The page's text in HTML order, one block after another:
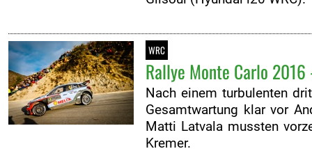
WRC
Rallye Monte Carlo
Nach einem turbulenten
Gesamtwartung klar vor
Matti Latvala mussten
Kremer.